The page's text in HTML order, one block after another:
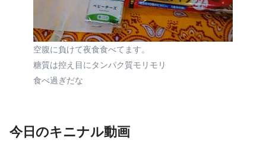
空腹に負けて夜食食べてます。
糖質は控え目にタンパク質モリモリ
食べ過ぎだな
今日のキニナル動画